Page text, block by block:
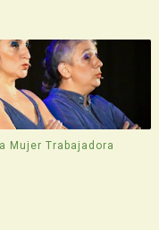
Mujer Trabajadora